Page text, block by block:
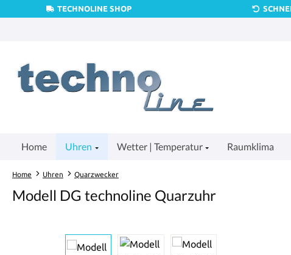
Hauptinhalt springen
Zur Suche springen
Zur Hauptnavigation springen
TECHNOLINE SHOP
Home Uhren Wetter | Temperatur Raumklima
Home Uhren Quarzwecker
Modell DG technoline Quarzuhr
Bildergalerie überspringen